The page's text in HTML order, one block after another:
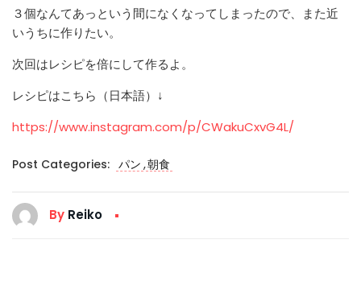
３個なんてあっという間になくなってしまったので、また近
いうちに作りたい。
次回はレシピを倍にして作るよ。
レシピはこちら（日本語）↓
https://www.instagram.com/p/CWakuCxvG4L/
Post Categories: パン ,朝食
By Reiko